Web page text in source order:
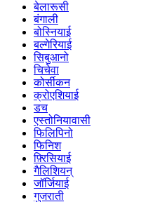
बेलारूसी
बंगाली
बोस्नियाई
बल्गेरियाई
सिबुआनो
चिचेवा
कोर्सीकन
क्रोएशियाई
डच
एस्तोनियावासी
फिलिपिनो
फिनिश
फ़्रिसियाई
गैलिशियन्
जॉर्जियाई
गुजराती